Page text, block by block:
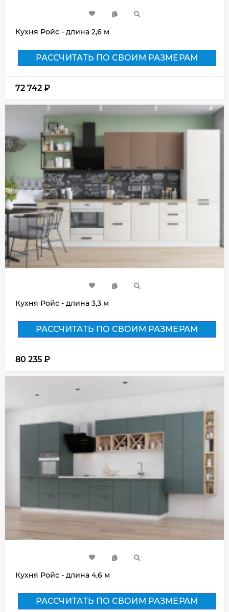
Кухня Ройс - длина 2,6 м
РАССЧИТАТЬ ПО СВОИМ РАЗМЕРАМ
72 742 ₽
Кухня Ройс - длина 3,3 м
РАССЧИТАТЬ ПО СВОИМ РАЗМЕРАМ
80 235 ₽
Кухня Ройс - длина 4,6 м
РАССЧИТАТЬ ПО СВОИМ РАЗМЕРАМ